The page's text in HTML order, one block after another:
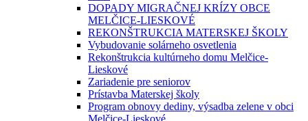
DOPADY MIGRAČNEJ KRÍZY OBCE
MELČICE-LIESKOVÉ
REKONŠTRUKCIA MATERSKEJ ŠKOLY
Vybudovanie solárneho osvetlenia
Rekonštrukcia kultúrneho domu Melčice-
Lieskové
Zariadenie pre seniorov
Prístavba Materskej školy
Program obnovy dediny, výsadba zelene v obci
Melčice-Lieskové